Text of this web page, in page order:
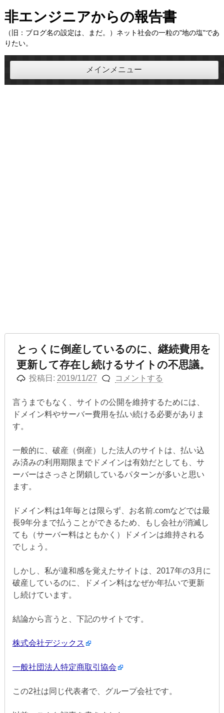
コ
ン
テ
ン
ツ
ス
非エンジニアからの報告書
（旧：ブログ名の設定は、まだ。）ネット社会の一粒の"地の塩"であ
りたい。
メインメニュー
とっくに倒産しているのに、継続費用を
更新して存在し続けるサイトの不思議。
投稿日: 2019/11/27 コメントする
言うまでもなく、サイトの公開を維持するためには、
ドメイン料やサーバー費用を払い続ける必要がありま
す。
一般的に、破産（倒産）した法人のサイトは、払い込
み済みの利用期限までドメインは有効だとしても、サ
ーバーはさっさと閉鎖しているパターンが多いと思い
ます。
ドメイン料は1年毎とは限らず、お名前.comなどでは最
長9年分まで払うことができるため、もし会社が消滅し
ても（サーバー料はともかく）ドメインは維持される
でしょう。
しかし、私が違和感を覚えたサイトは、2017年の3月に
破産しているのに、ドメイン料はなぜか年払いで更新
し続けています。
結論から言うと、下記のサイトです。
株式会社デジックス
一般社団法人特定商取引協会
この2社は同じ代表者で、グループ会社です。